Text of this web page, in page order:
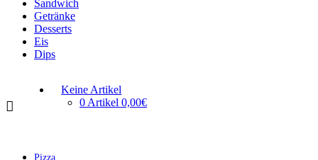
Sandwich
Getränke
Desserts
Eis
Dips
Keine Artikel
0 Artikel 0,00€
Pizza